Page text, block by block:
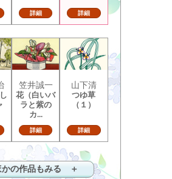
詳細 詳細
笠井誠一
花（白いバ
ラと紫の
カ...
詳細
山下清
つゆ草
（１）
詳細
かの作品もみる ＋